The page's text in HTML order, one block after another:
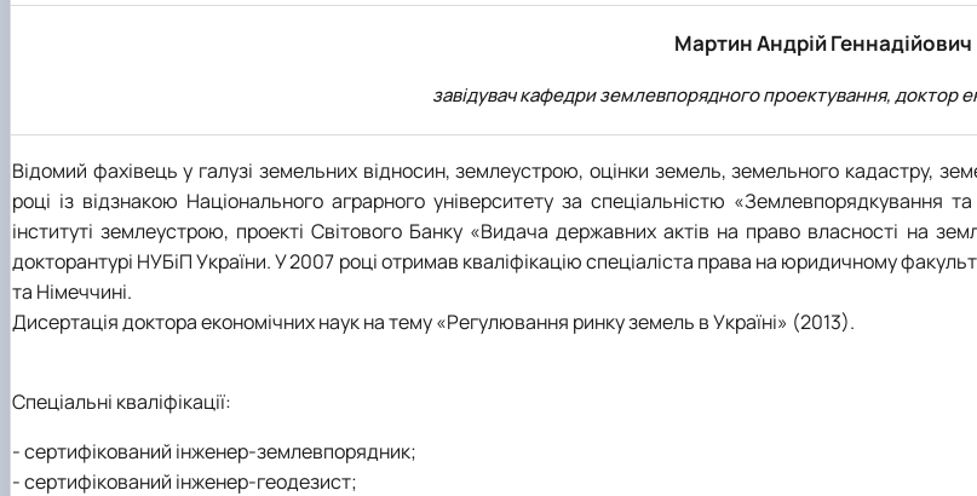
Мартин Андрій Геннадійович
завідувач кафедри землевпорядного проектування, доктор
Відомий фахівець у галузі земельних відносин, землеустрою, оцінки земель, земельного кадастру,
році із відзнакою Національного аграрного університету за спеціальністю
інституті землеустрою, проекті Світового Банку «Видача державних актів на право власності на
докторантурі НУБіП України. У 2007 році отримав кваліфікацію спеціаліста права на юридичному
та Німеччині.
Дисертація доктора економічних наук на тему «Регулювання ринку земель в Україні» (2013).
Спеціальні кваліфікації:
- сертифікований інженер-землевпорядник;
- сертифікований інженер-геодезист;